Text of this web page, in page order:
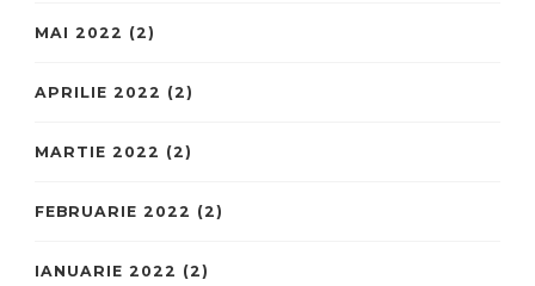
MAI 2022 (2)
APRILIE 2022 (2)
MARTIE 2022 (2)
FEBRUARIE 2022 (2)
IANUARIE 2022 (2)